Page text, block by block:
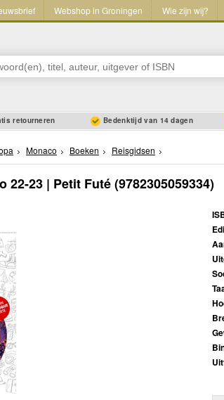
Webshop in Groningen Wie zijn wij?
retourneren Bedenktijd van 14 dagen
Monaco Boeken Reisgidsen
22-23 | Petit Futé(9782305059334)